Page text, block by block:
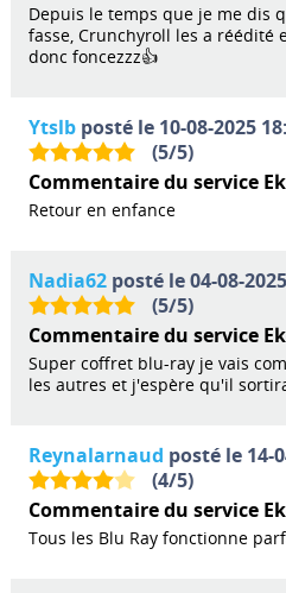
Depuis le temps que je me dis
fasse, Crunchyroll les a réédité
donc foncezzz👍
Ytslbposté le 10-08-2025
(5/5)
Commentaire du service
Retour en enfance
Nadia62posté le 04-08-
(5/5)
Commentaire du service
Super coffret blu-ray je vais
les autres et j'espère qu'il
Reynalarnaud posté le 14-
(4/5)
Commentaire du service
Tous les Blu Ray fonctionne